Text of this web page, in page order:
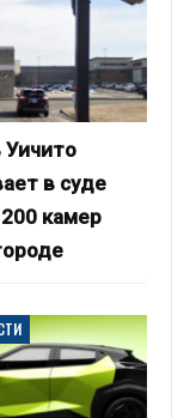
в суде
камер